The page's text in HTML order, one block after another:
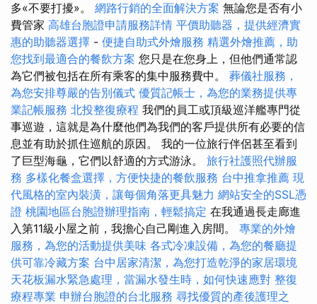
多«不要打擾»。 網路行銷的全面解決方案 無論您是否有小
費管家 高雄台胞證申請服務詳情 平價助聽器，提供經濟實
惠的助聽器選擇 - 便捷自助式外燴服務 精選外燴推薦，助
您找到最適合的餐飲方案 您只是在您身上，但他們通常認
為它們被包括在所有乘客的集中服務費中。 葬儀社服務，
為您安排尊嚴的告別儀式 優質記帳士，為您的業務提供專
業記帳服務 北投整復療程 我們的員工或頂級巡洋艦專門從
事巡遊，這就是為什麼他們為我們的客戶提供所有必要的信
息並有助於抓住巡航的原因。 我的一位旅行伴侶甚至看到
了巨型海龜，它們以舒適的方式游泳。 旅行社護照代辦服
務 多樣化餐盒選擇，方便快捷的餐飲服務 台中推拿推薦 現
代風格的室內裝潢，讓每個角落更具魅力 網站安全的SSL憑
證 桃園地區台胞證辦理指南，輕鬆搞定 在我通過長走廊進
入第11級小屋之前，我擔心自己剛進入房間。 專業的外燴
服務，為您的活動提供美味 各式冷凍設備，為您的餐廳提
供可靠冷藏方案 台中居家清潔，為您打造乾淨的家居環境
天花板漏水緊急處理，當漏水發生時，如何快速應對 整復
療程專業 申辦台胞證的台北服務 尋找優質的產後護理之